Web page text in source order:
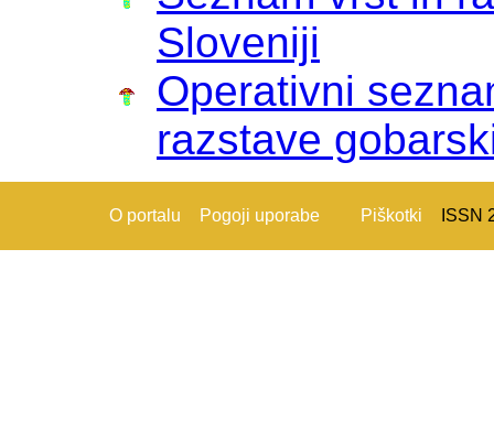
Sloveniji
Operativni
razstave
O portalu Pogoji uporabe Piškotki ISSN